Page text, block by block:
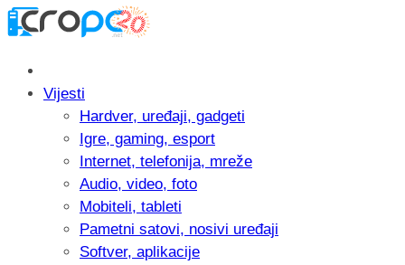
Vijesti
Hardver, uređaji, gadgeti
Igre, gaming, esport
Internet, telefonija, mreže
Audio, video, foto
Mobiteli, tableti
Pametni satovi, nosivi uređaji
Softver, aplikacije